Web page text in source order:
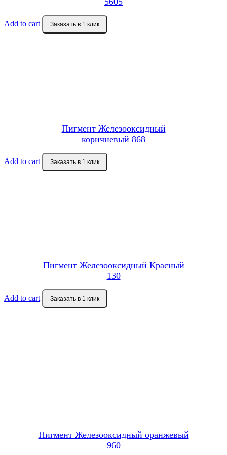
Add to cart Заказать в 1 клик
Пигмент Железооксидный
коричневый 868
Add to cart Заказать в 1 клик
Пигмент Железооксидный Красный
130
Add to cart Заказать в 1 клик
Пигмент Железооксидный оранжевый
960